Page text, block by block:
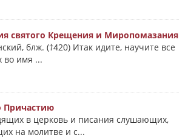
святого Крещения и Миропомазания
блж. (†420) Итак идите, научите все
во имя ...
Причастию
в церковь и писания слушающих,
на молитве и с...